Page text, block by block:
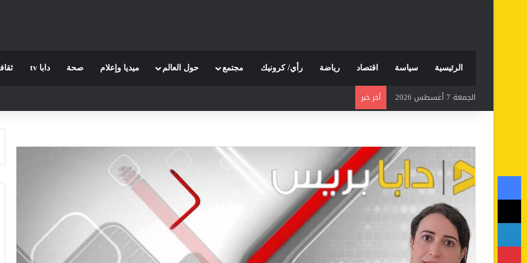
الرئيسية سياسة اقتصاد رياضة رأي/ كرونيك مجتمع حول العالم ميديا وإعلام صحة دابا tv
الجمعة 7 أغسطس 2026 أخر خبر
فيسبوك
بينتيريست